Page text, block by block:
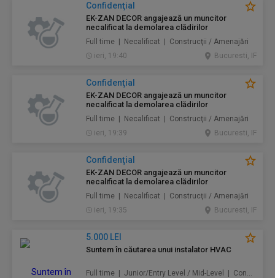
Confidenţial
EK-ZAN DECOR angajează un muncitor
necalificat la demolarea clădirilor
Full time | Necalificat | Construcţii / Amenajări
ieri, 19:40
Bucuresti, IF
Confidenţial
EK-ZAN DECOR angajează un muncitor
necalificat la demolarea clădirilor
Full time | Necalificat | Construcţii / Amenajări
ieri, 19:39
Bucuresti, IF
Confidenţial
EK-ZAN DECOR angajează un muncitor
necalificat la demolarea clădirilor
Full time | Necalificat | Construcţii / Amenajări
ieri, 19:35
Bucuresti, IF
5.000 LEI
Suntem în căutarea unui instalator HVAC
Full time | Junior/Entry Level / Mid-Level | Construcţii / Amenajări